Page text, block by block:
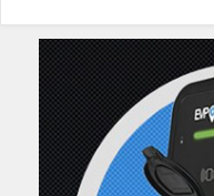
UmPaDrum
Moto servisi
Impressum
Damir Žerić - ELPASSO
Dario Dinter - Moto TOZ
Igor Kreč - UmPaDrum